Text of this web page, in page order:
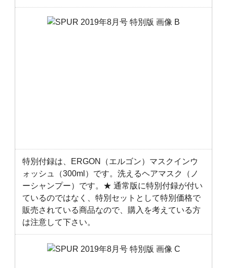
特別付録は、ERGON（エルゴン）マスクインウ
ォッシュ（300ml）です。洗えるヘアマスク（ノ
ーシャンプー）です。★ 通常版に特別付録が付い
ているのではなく、特別セットとして特別価格で
販売されている商品なので、購入を考えている方
は注意して下さい。